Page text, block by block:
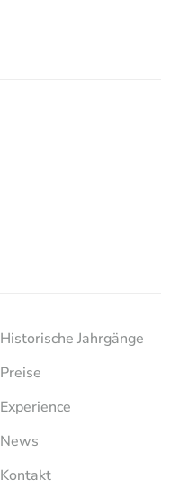
Historische Jahrgänge
Preise
Experience
News
Kontakt